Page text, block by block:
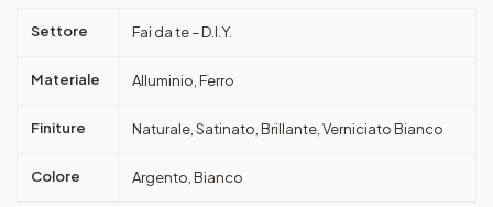
Settore Fai da te – D.I.Y.
Materiale Alluminio, Ferro
Finiture Naturale, Satinato, Brillante, Verniciato Bianco
Colore Argento, Bianco